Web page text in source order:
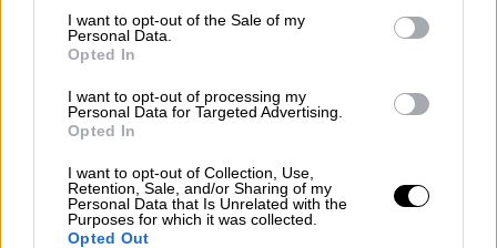
consent section.
I want to opt-out of the Sale of my
Personal Data.
Opted In
I want to opt-out of processing my
Personal Data for Targeted Advertising.
Opted In
I want to opt-out of Collection, Use,
Retention, Sale, and/or Sharing of my
Personal Data that Is Unrelated with the
Purposes for which it was collected.
Opted Out
Κόσμος|05.07.2023 20:26
Ρώσοι ιερείς καταφεύγουν στο
Οικουμενικό Πατριαρχείο
Ολοένα και πληθαίνουν οι προσφυγές
Ρώσων ιερέων προς το Οικουμενικό
Πατριαρχείο ζητώντας την αποκατάσταση
των ιερατικών τους τίτλων